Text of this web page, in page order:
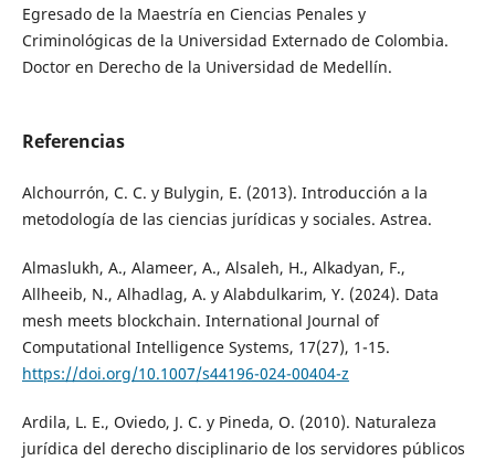
Egresado de la Maestría en Ciencias Penales y
Criminológicas de la Universidad Externado de Colombia.
Doctor en Derecho de la Universidad de Medellín.
Referencias
Alchourrón, C. C. y Bulygin, E. (2013). Introducción a la
metodología de las ciencias jurídicas y sociales. Astrea.
Almaslukh, A., Alameer, A., Alsaleh, H., Alkadyan, F.,
Allheeib, N., Alhadlag, A. y Alabdulkarim, Y. (2024). Data
mesh meets blockchain. International Journal of
Computational Intelligence Systems, 17(27), 1-15.
https://doi.org/10.1007/s44196-024-00404-z
Ardila, L. E., Oviedo, J. C. y Pineda, O. (2010). Naturaleza
jurídica del derecho disciplinario de los servidores públicos